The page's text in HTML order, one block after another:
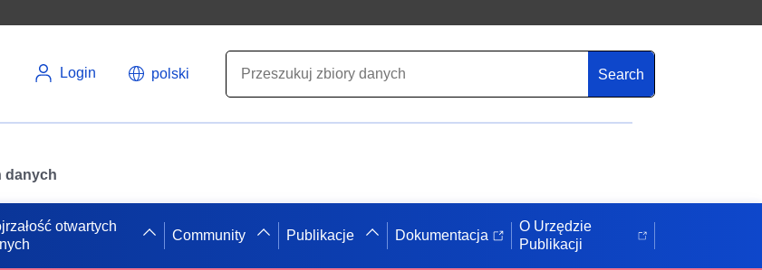
Login polski Search
danych
otwartych
Community Publikacje Dokumentacja
O Urzędzie
Publikacji